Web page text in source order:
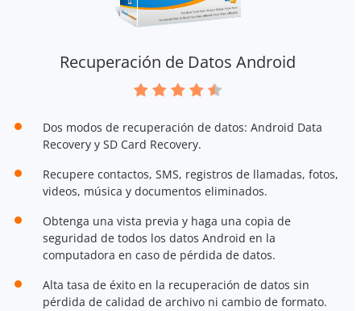
Recuperación de Datos Android
Dos modos de recuperación de datos: Android Data
Recovery y SD Card Recovery.
Recupere contactos, SMS, registros de llamadas, fotos,
videos, música y documentos eliminados.
Obtenga una vista previa y haga una copia de
seguridad de todos los datos Android en la
computadora en caso de pérdida de datos.
Alta tasa de éxito en la recuperación de datos sin
pérdida de calidad de archivo ni cambio de formato.